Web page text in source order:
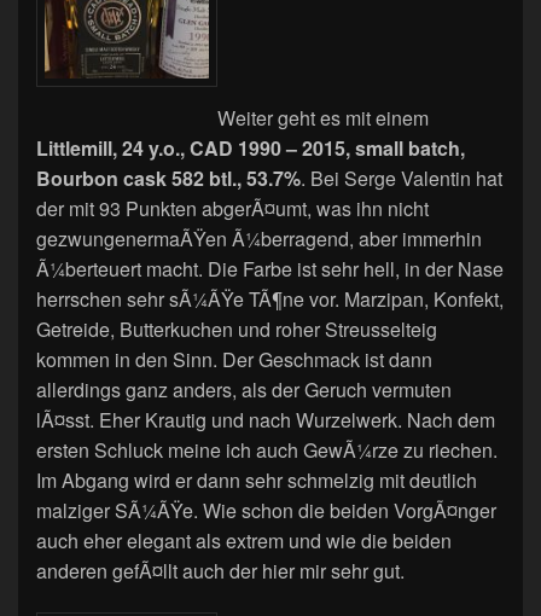
Weiter geht es mit einem
Littlemill, 24 y.o., CAD 1990 – 2015, small batch,
Bourbon cask 582 btl., 53.7%. Bei Serge Valentin hat
der mit 93 Punkten abgerÃ¤umt, was ihn nicht
gezwungenermaÃŸen Ã¼berragend, aber immerhin
Ã¼berteuert macht. Die Farbe ist sehr hell, in der Nase
herrschen sehr sÃ¼ÃŸe TÃ¶ne vor. Marzipan, Konfekt,
Getreide, Butterkuchen und roher Streusselteig
kommen in den Sinn. Der Geschmack ist dann
allerdings ganz anders, als der Geruch vermuten
lÃ¤sst. Eher Krautig und nach Wurzelwerk. Nach dem
ersten Schluck meine ich auch GewÃ¼rze zu riechen.
Im Abgang wird er dann sehr schmelzig mit deutlich
malziger SÃ¼ÃŸe. Wie schon die beiden VorgÃ¤nger
auch eher elegant als extrem und wie die beiden
anderen gefÃ¤llt auch der hier mir sehr gut.